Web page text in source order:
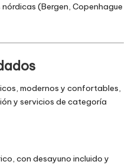
(Bergen, Copenhague
modernos y confortables,
y servicios de categoría
con desayuno incluido y